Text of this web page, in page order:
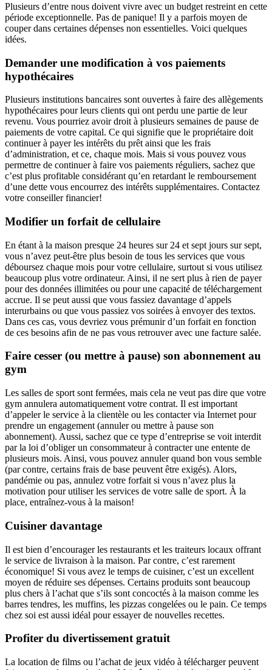
Plusieurs d’entre nous doivent vivre avec un budget restreint en cette
période exceptionnelle. Pas de panique! Il y a parfois moyen de
couper dans certaines dépenses non essentielles. Voici quelques
idées.
Demander une modification à vos paiements
hypothécaires
Plusieurs institutions bancaires sont ouvertes à faire des allègements
hypothécaires pour leurs clients qui ont perdu une partie de leur
revenu. Vous pourriez avoir droit à plusieurs semaines de pause de
paiements de votre capital. Ce qui signifie que le propriétaire doit
continuer à payer les intérêts du prêt ainsi que les frais
d’administration, et ce, chaque mois. Mais si vous pouvez vous
permettre de continuer à faire vos paiements réguliers, sachez que
c’est plus profitable considérant qu’en retardant le remboursement
d’une dette vous encourrez des intérêts supplémentaires. Contactez
votre conseiller financier!
Modifier un forfait de cellulaire
En étant à la maison presque 24 heures sur 24 et sept jours sur sept,
vous n’avez peut-être plus besoin de tous les services que vous
déboursez chaque mois pour votre cellulaire, surtout si vous utilisez
beaucoup plus votre ordinateur. Ainsi, il ne sert plus à rien de payer
pour des données illimitées ou pour une capacité de téléchargement
accrue. Il se peut aussi que vous fassiez davantage d’appels
interurbains ou que vous passiez vos soirées à envoyer des textos.
Dans ces cas, vous devriez vous prémunir d’un forfait en fonction
de ces besoins afin de ne pas vous retrouver avec une facture salée.
Faire cesser (ou mettre à pause) son abonnement au
gym
Les salles de sport sont fermées, mais cela ne veut pas dire que votre
gym annulera automatiquement votre contrat. Il est important
d’appeler le service à la clientèle ou les contacter via Internet pour
prendre un engagement (annuler ou mettre à pause son
abonnement). Aussi, sachez que ce type d’entreprise se voit interdit
par la loi d’obliger un consommateur à contracter une entente de
plusieurs mois. Ainsi, vous pouvez annuler quand bon vous semble
(par contre, certains frais de base peuvent être exigés). Alors,
pandémie ou pas, annulez votre forfait si vous n’avez plus la
motivation pour utiliser les services de votre salle de sport. À la
place, entraînez-vous à la maison!
Cuisiner davantage
Il est bien d’encourager les restaurants et les traiteurs locaux offrant
le service de livraison à la maison. Par contre, c’est rarement
économique! Si vous avez le temps de cuisiner, c’est un excellent
moyen de réduire ses dépenses. Certains produits sont beaucoup
plus chers à l’achat que s’ils sont concoctés à la maison comme les
barres tendres, les muffins, les pizzas congelées ou le pain. Ce temps
chez soi est aussi idéal pour essayer de nouvelles recettes.
Profiter du divertissement gratuit
La location de films ou l’achat de jeux vidéo à télécharger peuvent